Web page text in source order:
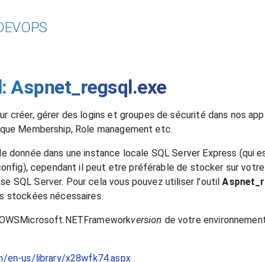
Aspnet_regsql.exe
créer, gérer des logins et groupes de sécurité dans nos
Membership, Role management etc.
donnée dans une instance locale SQL Server Express (qui
cependant il peut etre préférable de stocker sur
SQL Server. Pour cela vous pouvez utiliser l'outil
stockées nécessaires.
version de votre
en-us/library/x28wfk74.aspx